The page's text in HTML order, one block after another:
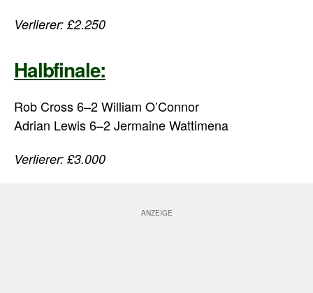
Verlierer: £2.250
Halbfinale:
Rob Cross6–2William O’Connor
Adrian Lewis6–2Jermaine Wattimena
Verlierer: £3.000